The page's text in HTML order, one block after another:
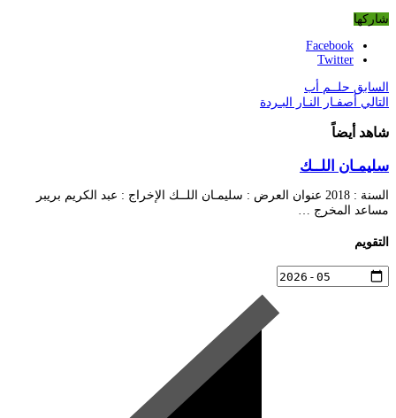
شاركها
Facebook
Twitter
السابق حلــم أب
التالي أصفـار النـار البـردة
شاهد أيضاً
سليمـان اللــك
السنة : 2018 عنوان العرض : سليمـان اللــك الإخراج : عبد الكريم بريبر
مساعد المخرج …
التقويم